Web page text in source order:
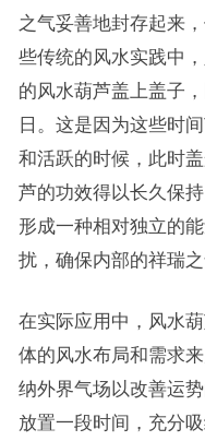
之气妥善地封存起来
些传统的风水实践中
的风水葫芦盖上盖子
日。这是因为这些时
和活跃的时候，此时
芦的功效得以长久保
形成一种相对独立的
扰，确保内部的祥瑞
在实际应用中，风水
体的风水布局和需求
纳外界气场以改善运
放置一段时间，充分